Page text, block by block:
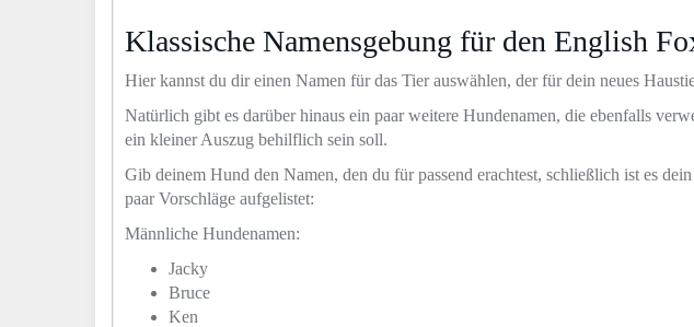
Klassische Namensgebung für den English
Hier kannst du dir einen Namen für das Tier auswählen, der für dein neues
Natürlich gibt es darüber hinaus ein paar weitere Hundenamen, die ebenfalls
ein kleiner Auszug behilflich sein soll.
Gib deinem Hund den Namen, den du für passend erachtest, schließlich ist es
paar Vorschläge aufgelistet:
Männliche Hundenamen:
Jacky
Bruce
Ken